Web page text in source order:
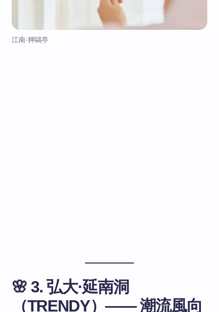
江南·狎鷗亭
🌸 3. 弘大·延南洞
（TRENDY）—— 潮流風向